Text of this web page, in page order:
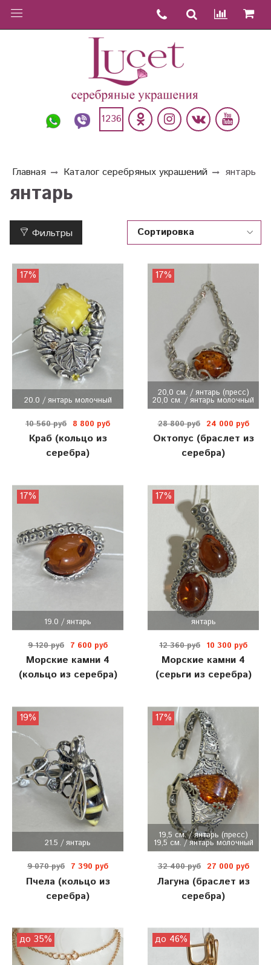
1236
Главная Каталог серебряных украшений янтарь
янтарь
Фильтры
20.0 / янтарь молочный
17%
10 560 руб 8 800 руб
Краб (кольцо из
серебра)
20,0 см. / янтарь (пресс)
20,0 см. / янтарь молочный
17%
28 800 руб 24 000 руб
Октопус (браслет из
серебра)
19.0 / янтарь
17%
9 120 руб 7 600 руб
Морские камни 4
(кольцо из серебра)
янтарь
17%
12 360 руб 10 300 руб
Морские камни 4
(серьги из серебра)
21.5 / янтарь
19%
9 070 руб 7 390 руб
Пчела (кольцо из
серебра)
19,5 см. / янтарь (пресс)
19,5 см. / янтарь молочный
17%
32 400 руб 27 000 руб
Лагуна (браслет из
серебра)
до 35% до 46%